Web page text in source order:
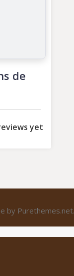
de
yet
by